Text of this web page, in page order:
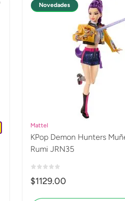
Novedades
Mattel
KPop Demon Hunters Muñeca
Rumi JRN35
$1129.00